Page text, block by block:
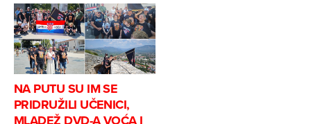
NA PUTU SU IM SE
PRIDRUŽILI UČENICI,